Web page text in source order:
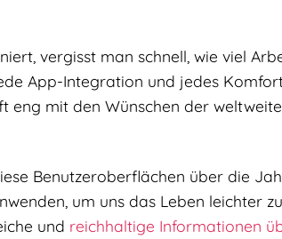
vergisst man schnell, wie viel
App-Integration und jedes
eng mit den Wünschen der
Benutzeroberflächen über die
um uns das Leben leichter
und reichhaltige Informationen